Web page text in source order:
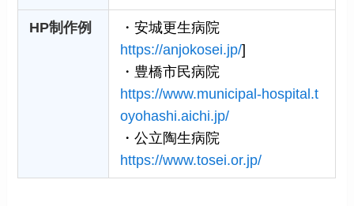
HP制作例
・安城更生病院
https://anjokosei.jp/]
・豊橋市民病院
https://www.municipal-hospital.t
oyohashi.aichi.jp/
・公立陶生病院
https://www.tosei.or.jp/